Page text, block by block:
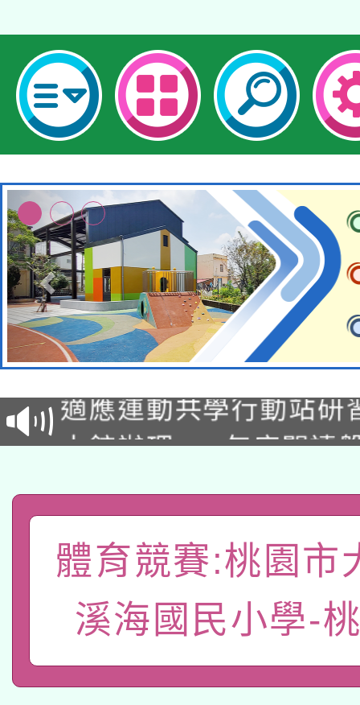
本校115學年度第2次
招甄選結果公告(無人
招)
適應運動共學行動站研
本館辦理115年度閱讀
礎課程
A3數位素養講師名單
「數位內容與教學軟體
pilot」
有關大陸委員會函釋公
薪期間赴陸應申請許可
轉知經濟部水利署委託
業技術研究院辦理「
115年8月22日(星期六
體育競賽:桃園市
溪海國民小學-